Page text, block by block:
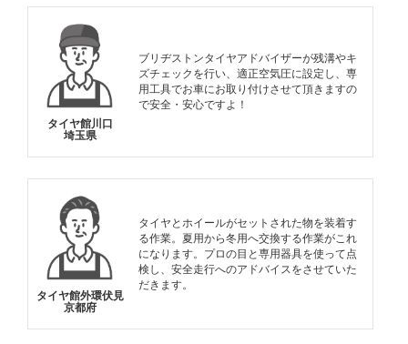
タイヤ館川口
埼玉県
ブリヂストンタイヤアドバイザーが残溝やキ
ズチェックを行い、適正空気圧に設定し、専
用工具でお車にお取り付けさせて頂きますの
で安全・安心ですよ！
タイヤ館外環伏見
京都府
タイヤとホイールがセットされた物を装着す
る作業。夏用から冬用へ交換する作業がこれ
になります。プロの目と専用器具を使って点
検し、安全走行へのアドバイスをさせていた
だきます。